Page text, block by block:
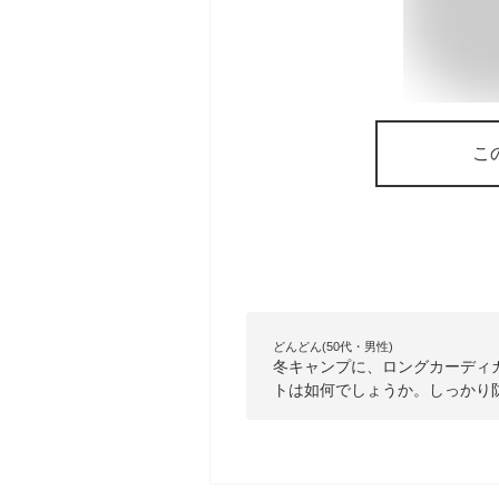
こ
どんどん(50代・男性)
冬キャンプに、ロングカーデ
トは如何でしょうか。しっか